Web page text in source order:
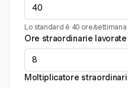
Lo standard è 40 ore/settimana
Ore straordinarie lavorate
Moltiplicatore straordinari